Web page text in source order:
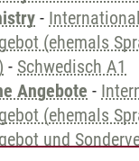
-
(ehemals
- Schwedisch A1
Angebote -
(ehemals
und